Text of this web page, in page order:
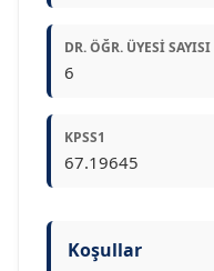
DR. ÖĞR. ÜYESI SAYISI
6
KPSS1
67.19645
Koşullar